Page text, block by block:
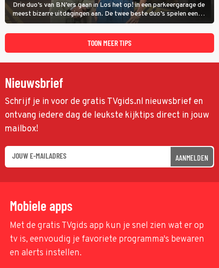
Drie duo’s van BN’ers gaan in Los het op! in een parkeergarage de
meest bizarre uitdagingen aan. De twee beste duo’s spelen een
onderlinge finale. Met in deze aflevering onder anderen cabaretiers
Nabil Aoulad Ayad en Annick Boer.
TOON MEER TIPS
Nieuwsbrief
Schrijf je in voor de gratis TVgids.nl nieuwsbrief en
ontvang iedere dag de leukste kijktips direct in jouw
mailbox!
AANMELDEN
Mobiele apps
Met de gratis TVgids app kun je snel zien wat er op
tv is, eenvoudig je favoriete programma's bewaren
en alerts instellen.